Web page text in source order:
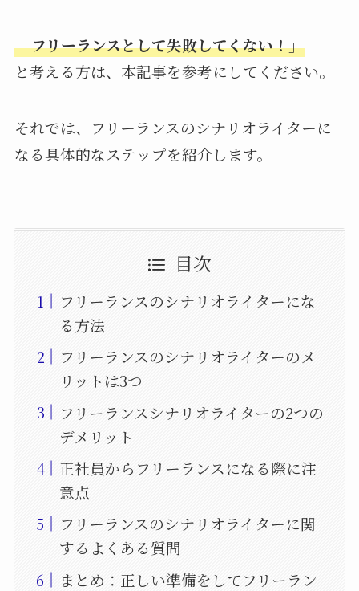
「フリーランスとして失敗してくない！」
と考える方は、本記事を参考にしてください。
それでは、フリーランスのシナリオライターに
なる具体的なステップを紹介します。
目次
フリーランスのシナリオライターにな
る方法
フリーランスのシナリオライターのメ
リットは3つ
フリーランスシナリオライターの2つの
デメリット
正社員からフリーランスになる際に注
意点
フリーランスのシナリオライターに関
するよくある質問
まとめ：正しい準備をしてフリーラン